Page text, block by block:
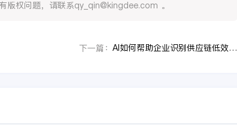
版权问题，请联系qy_qin@kingdee.com 。
下一篇： AI如何帮助企业识别供应链低效率环节？